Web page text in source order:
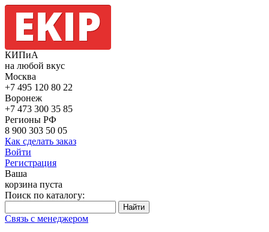
КИПиА
на любой вкус
Москва
+7 495 120 80 22
Воронеж
+7 473 300 35 85
Регионы РФ
8 900 303 50 05
Как сделать заказ
Войти
Регистрация
Ваша
корзина пуста
Поиск по каталогу:
Связь с менеджером